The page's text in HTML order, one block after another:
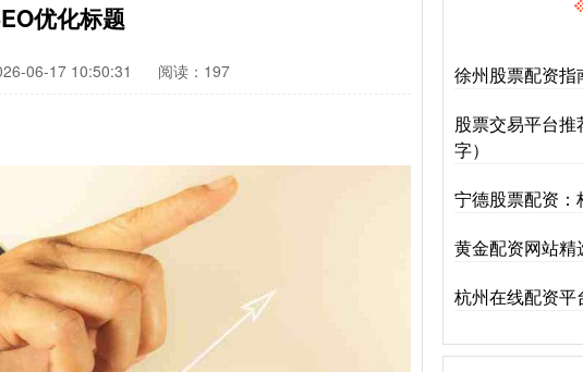
优化标题
06-17 10:50:31 阅读：197
徐州股票配资
股票交易平台
字）
宁德股票配资：
黄金配资网站精
杭州在线配资